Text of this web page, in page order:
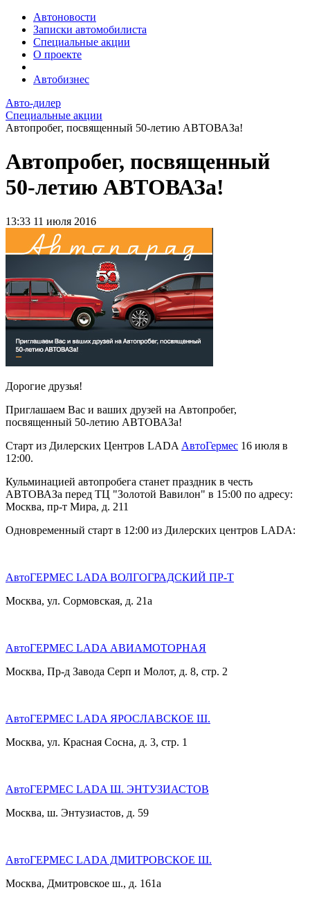
Автоновости
Записки автомобилиста
Специальные акции
О проекте
Автобизнес
Авто-дилер
Специальные акции
Автопробег, посвященный 50-летию АВТОВАЗа!
Автопробег, посвященный
50-летию АВТОВАЗа!
13:33 11 июля 2016
Дорогие друзья!
Приглашаем Вас и ваших друзей на Автопробег,
посвященный 50-летию АВТОВАЗа!
Старт из Дилерских Центров LADA АвтоГермес 16 июля в
12:00.
Кульминацией автопробега станет праздник в честь
АВТОВАЗа перед ТЦ "Золотой Вавилон" в 15:00 по адресу:
Москва, пр-т Мира, д. 211
Одновременный старт в 12:00 из Дилерских центров LADA:
АвтоГЕРМЕС LADA ВОЛГОГРАДСКИЙ ПР-Т
Москва, ул. Сормовская, д. 21а
АвтоГЕРМЕС LADA АВИАМОТОРНАЯ
Москва, Пр-д Завода Серп и Молот, д. 8, стр. 2
АвтоГЕРМЕС LADA ЯРОСЛАВСКОЕ Ш.
Москва, ул. Красная Сосна, д. 3, стр. 1
АвтоГЕРМЕС LADA Ш. ЭНТУЗИАСТОВ
Москва, ш. Энтузиастов, д. 59
АвтоГЕРМЕС LADA ДМИТРОВСКОЕ Ш.
Москва, Дмитровское ш., д. 161a